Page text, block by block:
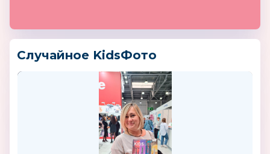
Случайное KidsФото